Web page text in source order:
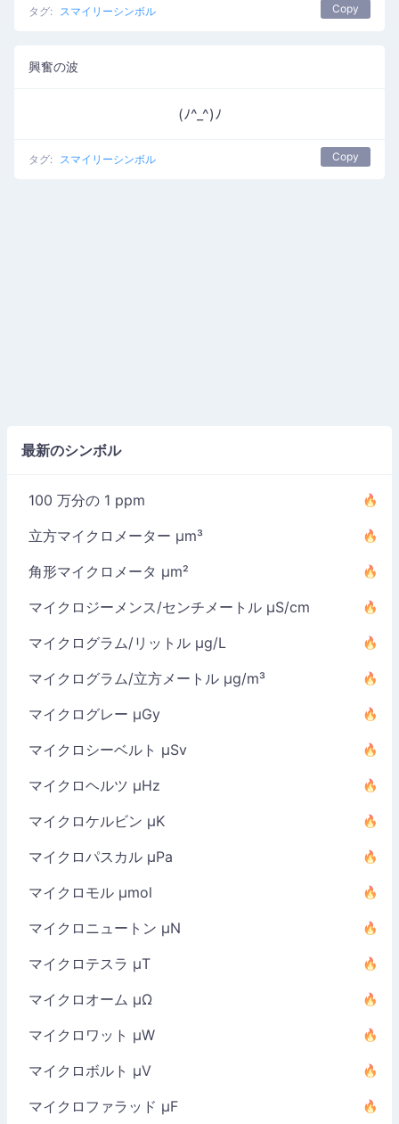
タグ: スマイリーシンボル Copy
興奮の波
(ﾉ^_^)ﾉ
タグ: スマイリーシンボル Copy
最新のシンボル
100 万分の 1 ppm
立方マイクロメーター µm³
角形マイクロメータ µm²
マイクロジーメンス/センチメートル µS/cm
マイクログラム/リットル µg/L
マイクログラム/立方メートル µg/m³
マイクログレー µGy
マイクロシーベルト µSv
マイクロヘルツ µHz
マイクロケルビン µK
マイクロパスカル µPa
マイクロモル µmol
マイクロニュートン µN
マイクロテスラ µT
マイクロオーム µΩ
マイクロワット µW
マイクロボルト µV
マイクロファラッド µF